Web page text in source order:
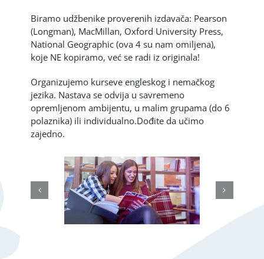
Biramo udžbenike proverenih izdavača: Pearson
(Longman), MacMillan, Oxford University Press,
National Geographic (ova 4 su nam omiljena),
koje NE kopiramo, već se radi iz originala!
Organizujemo kurseve engleskog i nemačkog
jezika. Nastava se odvija u savremeno
opremljenom ambijentu, u malim grupama (do 6
polaznika) ili individualno.Dođite da učimo
zajedno.